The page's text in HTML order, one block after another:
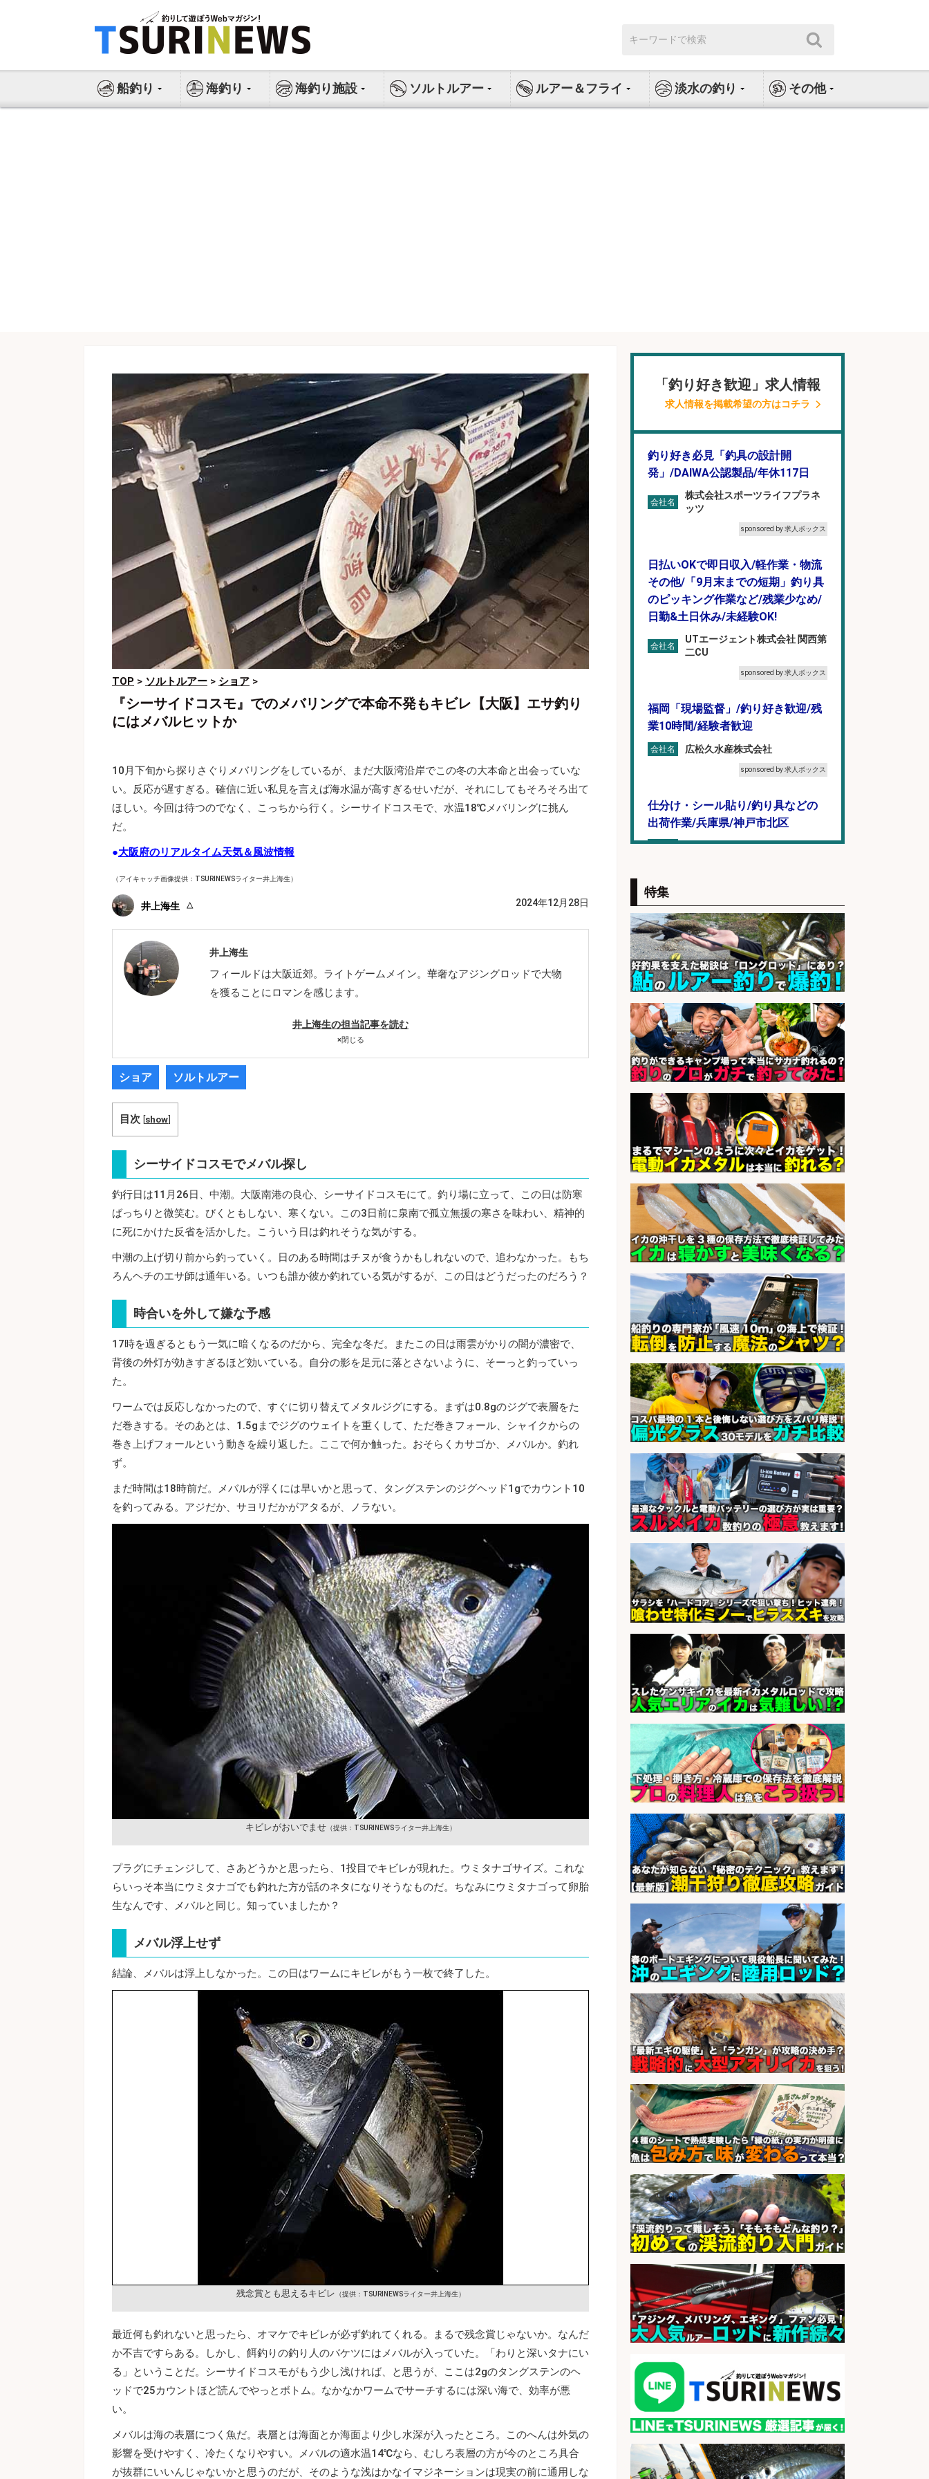
ス
索:
船釣り 海釣り 海釣り施設 ソルトルアー ルアー＆フライ 淡水の釣り その他
TOP > ソルトルアー > ショア >
『シーサイドコスモ』でのメバリングで本命不発もキビレ【大阪】エサ釣り
にはメバルヒットか
10月下旬から探りさぐりメバリングをしているが、まだ大阪湾沿岸でこの冬の大本命と出会っていな
い。反応が遅すぎる。確信に近い私見を言えば海水温が高すぎるせいだが、それにしてもそろそろ出て
ほしい。今回は待つのでなく、こっちから行く。シーサイドコスモで、水温18℃メバリングに挑ん
だ。
●大阪府のリアルタイム天気＆風波情報
（アイキャッチ画像提供：TSURINEWSライター井上海生）
井上海生 2024年12月28日
井上海生
フィールドは大阪近郊。ライトゲームメイン。華奢なアジングロッドで大物
を獲ることにロマンを感じます。
井上海生の担当記事を読む
×閉じる
ショア ソルトルアー
目次 [show]
シーサイドコスモでメバル探し
釣行日は11月26日、中潮。大阪南港の良心、シーサイドコスモにて。釣り場に立って、この日は防寒
ばっちりと微笑む。びくともしない、寒くない。この3日前に泉南で孤立無援の寒さを味わい、精神的
に死にかけた反省を活かした。こういう日は釣れそうな気がする。
中潮の上げ切り前から釣っていく。日のある時間はチヌが食うかもしれないので、追わなかった。もち
ろんヘチのエサ師は通年いる。いつも誰か彼か釣れている気がするが、この日はどうだったのだろう？
時合いを外して嫌な予感
17時を過ぎるともう一気に暗くなるのだから、完全な冬だ。またこの日は雨雲がかりの闇が濃密で、
背後の外灯が効きすぎるほど効いている。自分の影を足元に落とさないように、そーっと釣っていっ
た。
ワームでは反応しなかったので、すぐに切り替えてメタルジグにする。まずは0.8gのジグで表層をた
だ巻きする。そのあとは、1.5gまでジグのウェイトを重くして、ただ巻きフォール、シャイクからの
巻き上げフォールという動きを繰り返した。ここで何か触った。おそらくカサゴか、メバルか。釣れ
ず。
まだ時間は18時前だ。メバルが浮くには早いかと思って、タングステンのジグヘッド1gでカウント10
を釣ってみる。アジだか、サヨリだかがアタるが、ノラない。
キビレがおいでませ（提供：TSURINEWSライター井上海生）
プラグにチェンジして、さあどうかと思ったら、1投目でキビレが現れた。ウミタナゴサイズ。これな
らいっそ本当にウミタナゴでも釣れた方が話のネタになりそうなものだ。ちなみにウミタナゴって卵胎
生なんです、メバルと同じ。知っていましたか？
メバル浮上せず
結論、メバルは浮上しなかった。この日はワームにキビレがもう一枚で終了した。
残念賞とも思えるキビレ （提供：TSURINEWSライター井上海生）
最近何も釣れないと思ったら、オマケでキビレが必ず釣れてくれる。まるで残念賞じゃないか。なんだ
か不吉ですらある。しかし、餌釣りの釣り人のバケツにはメバルが入っていた。「わりと深いタナにい
る」ということだ。シーサイドコスモがもう少し浅ければ、と思うが、ここは2gのタングステンのヘ
ッドで25カウントほど読んでやっとボトム。なかなかワームでサーチするには深い海で、効率が悪
い。
メバルは海の表層につく魚だ。表層とは海面とか海面より少し水深が入ったところ。このへんは外気の
影響を受けやすく、冷たくなりやすい。メバルの適水温14℃なら、むしろ表層の方が今のところ具合
が抜群にいいんじゃないかと思うのだが、そのような浅はかなイマジネーションは現実の前に通用しな
「釣り好き歓迎」求人情報
求人情報を掲載希望の方はコチラ
釣り好き必見「釣具の設計開
発」/DAIWA公認製品/年休117日
会社名
株式会社スポーツライフプラネ
ッツ
sponsored by 求人ボックス
日払いOKで即日収入/軽作業・物流
その他/「9月末までの短期」釣り具
のピッキング作業など/残業少なめ/
日勤&土日休み/未経験OK!
会社名
UTエージェント株式会社 関西第
二CU
sponsored by 求人ボックス
福岡「現場監督」/釣り好き歓迎/残
業10時間/経験者歓迎
会社名 広松久水産株式会社
sponsored by 求人ボックス
仕分け・シール貼り/釣り具などの
出荷作業/兵庫県/神戸市北区
会社名 UTエージェント株式会社
日払いOKで即日収入/ライン作業員/
「堺市堺区」「時給1,600円」堺市
堺区の工場で自転車部品や釣り具の
組立/入社祝金10万円/未経験歓迎・
土日祝休みで年間休日126日・日払
いOK/大阪府
会社名
パーソルファクトリーパートナ
ーズ株式会社
sponsored by 求人ボックス
営業事務/「大津市」釣り具メーカ
ーの物流事務・営業アシスタント/
小野駅徒歩6分/「時給1,300円」/大
型連休あり×残業なし×土日祝休み/
滋賀県
会社名 株式会社ホットスタッフ滋賀
sponsored by 求人ボックス
コンビニ/広島県/調理なし・軽作業
スタート お魚のパック詰め 品出し/
週4日から勤務OK/希望休が取得で
きる
会社名 株式会社ホットスタッフ五日市
sponsored by 求人ボックス
釣り具などの出荷作業～～/工場/製
造
会社名 UTグループ株式会社
sponsored by 求人ボックス
日払いOKで即日収入/製造スタッフ/
日払いOK!広島市佐伯区でお魚のパ
ック詰めや品出しスタッフ/未経験
歓迎×残業少なめ×週4日〜OK/広島
県/広島市西区
会社名 株式会社ホットスタッフ五日市
sponsored by 求人ボックス
日払いOKで即日収入/ライン作業員/
「堺市堺区」 未経験歓迎/入社祝金
10万円/堺市堺区の工場で自転車部
品や釣り具の組立/日払いOK&土日
祝休みで年間休日126日
会社名
パーソルファクトリーパートナ
ーズ株式会社
sponsored by 求人ボックス
さらに求人情報を見る
特集